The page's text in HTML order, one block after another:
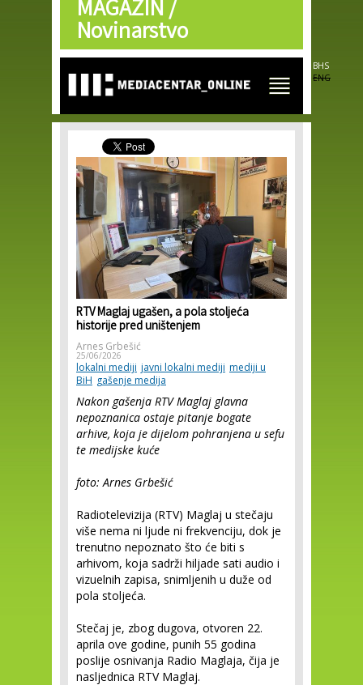
Skip to
main
content
MAGAZIN /
Novinarstvo
BHS
ENG
RTV Maglaj ugašen, a pola stoljeća
historije pred uništenjem
Arnes Grbešić
25/06/2026
lokalni mediji javni lokalni mediji mediji u
BiH gašenje medija
Nakon gašenja RTV Maglaj glavna
nepoznanica ostaje pitanje bogate
arhive, koja je dijelom pohranjena u sefu
te medijske kuće
foto: Arnes Grbešić
Radiotelevizija (RTV) Maglaj u stečaju
više nema ni ljude ni frekvenciju, dok je
trenutno nepoznato što će biti s
arhivom, koja sadrži hiljade sati audio i
vizuelnih zapisa, snimljenih u duže od
pola stoljeća.
Stečaj je, zbog dugova, otvoren 22.
aprila ove godine, punih 55 godina
poslije osnivanja Radio Maglaja, čija je
nasljednica RTV Maglaj.